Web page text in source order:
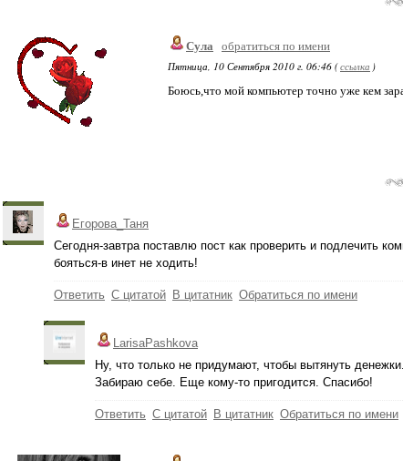
Сула
обратиться по имени
Пятница, 10 Сентября 2010 г. 06:46 (ссылка )
Боюсь,что мой компьютер точно уже кем
Егорова_Таня
Сегодня-завтра поставлю пост как проверить и подлечить
бояться-в инет не ходить!
Ответить С цитатой В цитатник Обратиться по имени
LarisaPashkova
Ну, что только не придумают, чтобы вытянуть
Забираю себе. Еще кому-то пригодится. Спасибо!
Ответить С цитатой В цитатник Обратиться по имени